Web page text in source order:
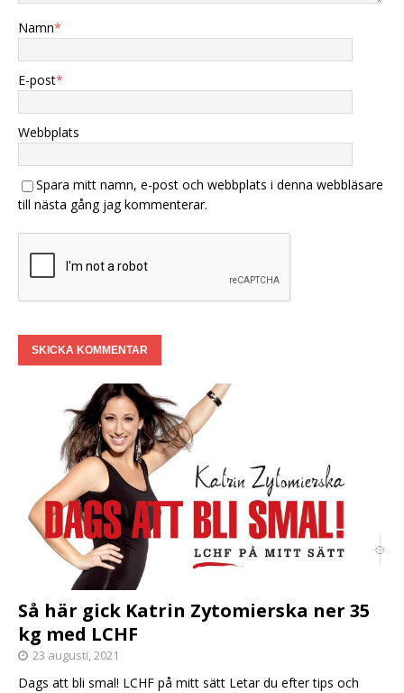
Namn*
E-post*
Webbplats
Spara mitt namn, e-post och webbplats i denna webbläsare
till nästa gång jag kommenterar.
Så här gick Katrin Zytomierska ner 35
kg med LCHF
23 augusti, 2021
Dags att bli smal! LCHF på mitt sätt Letar du efter tips och